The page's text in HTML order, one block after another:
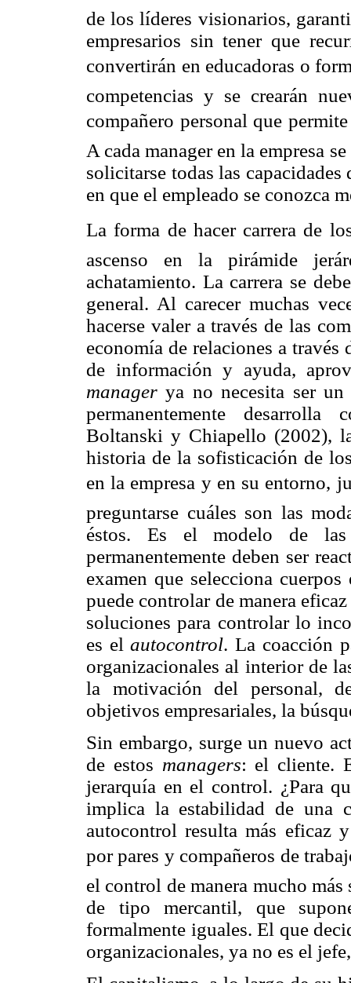
de los líderes visionarios,
empresarios sin tener que
convertirán en educadoras o
competencias y se crearán
compañero personal que
A cada manager en la empresa
solicitarse todas las
en que el empleado se conozca
La forma de hacer carrera de
ascenso en la pirámide
achatamiento. La carrera se
general. Al carecer muchas
hacerse valer a través de las
economía de relaciones a través
de información y ayuda,
manager ya no necesita ser
permanentemente
Boltanski y Chiapello (2002),
historia de la sofisticación de
en la empresa y en su entorno,
preguntarse cuáles son las
éstos. Es el modelo de las
permanentemente deben ser
examen que selecciona
puede controlar de manera
soluciones para controlar lo
es elautocontrol. La coacción
organizacionales al interior de
la motivación del personal,
objetivos empresariales, la
Sin embargo, surge un nuevo
de estos managers: el cliente.
jerarquía en el control. ¿Para
implica la estabilidad de una
autocontrol resulta más eficaz
por pares y compañeros de
el control de manera mucho
de tipo mercantil, que
formalmente iguales. El que
organizacionales, ya no es el